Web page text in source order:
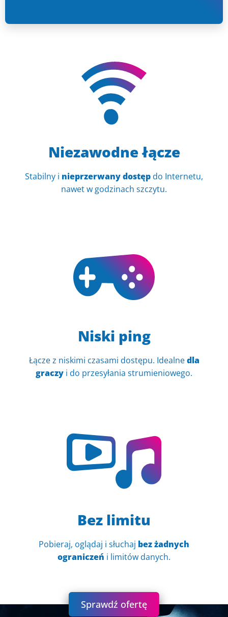
Niezawodne łącze
Stabilny i nieprzerwany dostępdo Internetu,
nawet w godzinach szczytu.
Niski ping
Łącze z niskimi czasami dostępu. Idealnedla
graczy i do przesyłania strumieniowego.
Bez limitu
Pobieraj, oglądaj i słuchaj bez żadnych
ograniczeń i limitów danych.
Sprawdź ofertę